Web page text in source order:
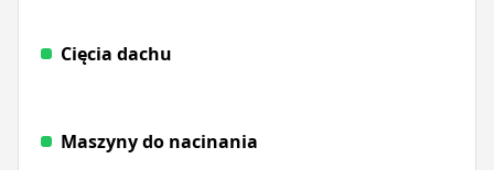
Cięcia dachu
Maszyny do nacinania